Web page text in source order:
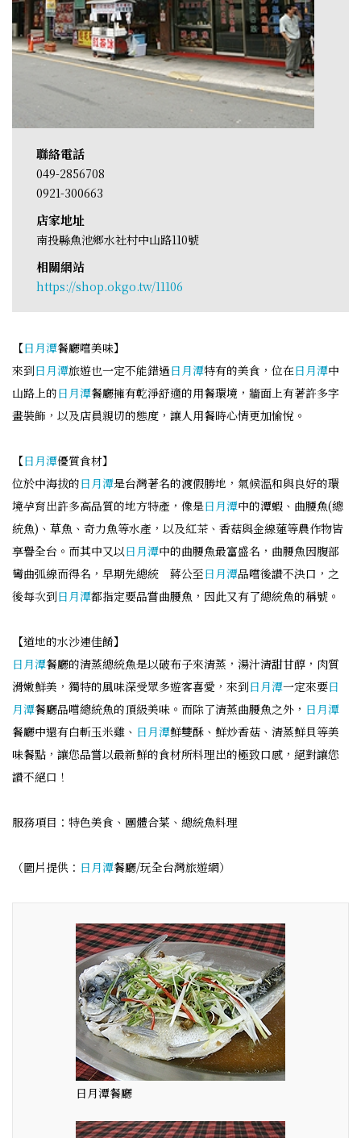
聯絡電話
049-2856708
0921-300663
店家地址
南投縣魚池鄉水社村中山路110號
相關網站
https://shop.okgo.tw/11106
【日月潭餐廳嚐美味】
來到日月潭旅遊也一定不能錯過日月潭特有的美食，位在日月潭中
山路上的日月潭餐廳擁有乾淨舒適的用餐環境，牆面上有著許多字
畫裝飾，以及店員親切的態度，讓人用餐時心情更加愉悅。
【日月潭優質食材】
位於中海拔的日月潭是台灣著名的渡假勝地，氣候溫和與良好的環
境孕育出許多高品質的地方特產，像是日月潭中的潭蝦、曲腰魚(總
統魚)、草魚、奇力魚等水產，以及紅茶、香菇與金線蓮等農作物皆
享譽全台。而其中又以日月潭中的曲腰魚最富盛名，曲腰魚因腹部
彎曲弧線而得名，早期先總統 蔣公至日月潭品嚐後讚不決口，之
後每次到日月潭都指定要品嘗曲腰魚，因此又有了總統魚的稱號。
【道地的水沙連佳餚】
日月潭餐廳的清蒸總統魚是以破布子來清蒸，湯汁清甜甘醇，肉質
滑嫩鮮美，獨特的風味深受眾多遊客喜愛，來到日月潭一定來要日
月潭餐廳品嚐總統魚的頂級美味。而除了清蒸曲腰魚之外， 日月潭
餐廳中還有白斬玉米雞、 日月潭鮮雙酥、鮮炒香菇、清蒸鮮貝等美
味餐點，讓您品嘗以最新鮮的食材所料理出的極致口感，絕對讓您
讚不絕口！
服務項目：特色美食、團體合菜、總統魚料理
（圖片提供： 日月潭餐廳/玩全台灣旅遊網）
日月潭餐廳